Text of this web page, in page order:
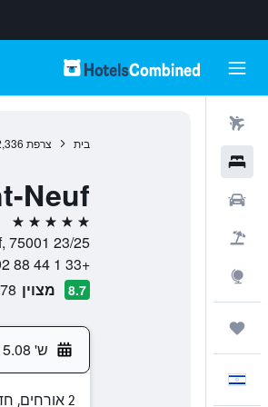
בית צרפת
Neuf
5 כוכבים
23/25 Rue Du Pont Neuf, 75001, פריז, צרפת
+33 1 44 88 92 60
8.7 מצוין 1,778
ש' 15.08
2 אורחים, חדר 1